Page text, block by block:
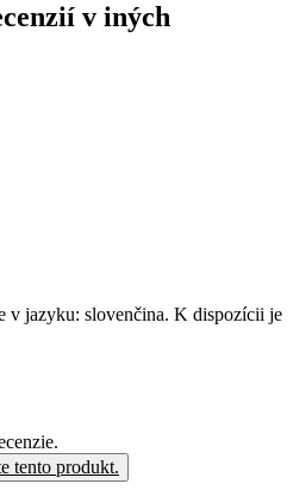
v iných
v jazyku: slovenčina. K dispozícii je
tento produkt.